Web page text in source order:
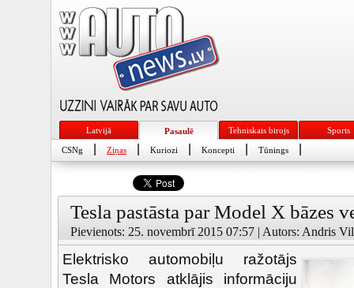
Latvijā Pasaulē Tehniskais birojs Sports
CSNg Ziņas Kuriozi Koncepti Tūnings
Tesla pastāsta par Model X bāzes
Pievienots: 25. novembrī 2015 07:57 | Autors: Andris
Elektrisko automobiļu ražotājs
Tesla Motors atklājis informāciju